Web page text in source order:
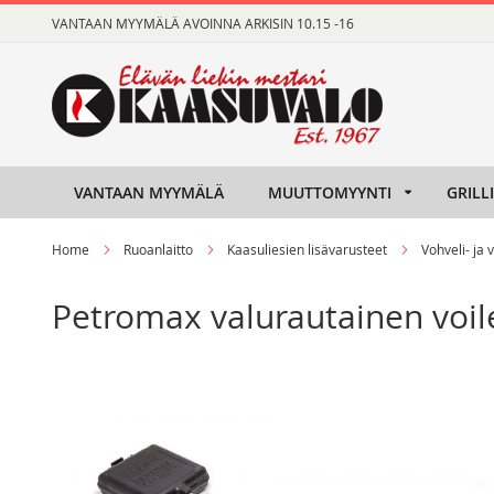
to
VANTAAN MYYMÄLÄ AVOINNA ARKISIN 10.15 -16
VANTAAN MYYMÄLÄ MUUTTOMYYNTI
Home Ruoanlaitto Kaasuliesien lisävarusteet Vohveli- ja
Petromax valurautainen